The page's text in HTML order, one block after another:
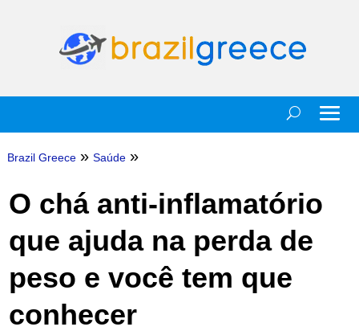
Brazil Greece » Saúde »
O chá anti-inflamatório
que ajuda na perda de
peso e você tem que
conhecer